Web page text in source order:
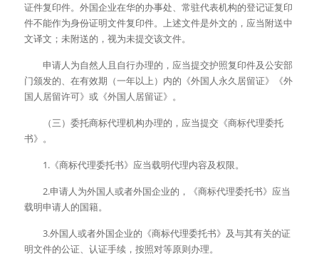
证件复印件。外国企业在华的办事处、常驻代表机构的登记证复印
件不能作为身份证明文件复印件。上述文件是外文的，应当附送中
文译文；未附送的，视为未提交该文件。
申请人为自然人且自行办理的，应当提交护照复印件及公安部
门颁发的、在有效期（一年以上）内的《外国人永久居留证》《外
国人居留许可》或《外国人居留证》。
（三）委托商标代理机构办理的，应当提交《商标代理委托
书》。
1.《商标代理委托书》应当载明代理内容及权限。
2.申请人为外国人或者外国企业的，《商标代理委托书》应当
载明申请人的国籍。
3.外国人或者外国企业的《商标代理委托书》及与其有关的证
明文件的公证、认证手续，按照对等原则办理。